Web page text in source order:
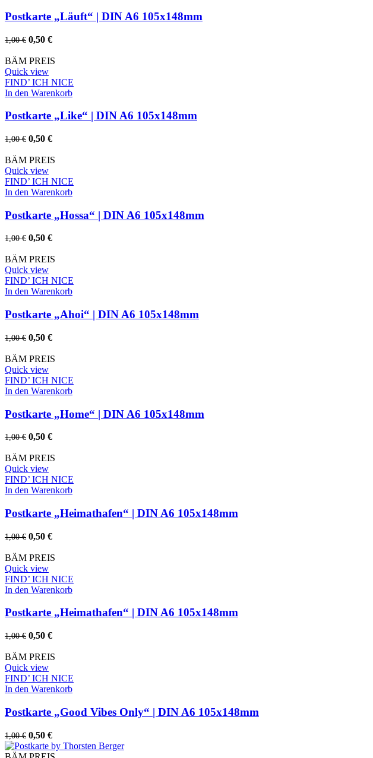
Whatsapp
Postkarte „Läuft“ | DIN A6 105x148mm
1,00€ Ursprünglicher
war:
1,00 €
0,50 €Aktueller
ist:
BÄM PREIS
Quick view
FIND’ ICH NICE
In den Warenkorb
Postkarte „Like“ | DIN A6 105x148mm
1,00€ Ursprünglicher
war:
1,00 €
0,50 €Aktueller
ist:
BÄM PREIS
Quick view
FIND’ ICH NICE
In den Warenkorb
Postkarte „Hossa“ | DIN A6 105x148mm
1,00€ Ursprünglicher
war:
1,00 €
0,50 €Aktueller
ist:
BÄM PREIS
Quick view
FIND’ ICH NICE
In den Warenkorb
Postkarte „Ahoi“ | DIN A6 105x148mm
1,00€ Ursprünglicher
war:
1,00 €
0,50 €Aktueller
ist:
BÄM PREIS
Quick view
FIND’ ICH NICE
In den Warenkorb
Postkarte „Home“ | DIN A6 105x148mm
1,00€ Ursprünglicher
war:
1,00 €
0,50 €Aktueller
ist:
BÄM PREIS
Quick view
FIND’ ICH NICE
In den Warenkorb
Postkarte „Heimathafen“ | DIN A6 105x148mm
1,00€ Ursprünglicher
war:
1,00 €
0,50 €Aktueller
ist:
BÄM PREIS
Quick view
FIND’ ICH NICE
In den Warenkorb
Postkarte „Heimathafen“ | DIN A6 105x148mm
1,00€ Ursprünglicher
war:
1,00 €
0,50 €Aktueller
ist:
BÄM PREIS
Quick view
FIND’ ICH NICE
In den Warenkorb
Postkarte „Good Vibes Only“ | DIN A6 105x148mm
1,00€ Ursprünglicher
Preis
war:
0,50 €Aktueller
Preis
ist: